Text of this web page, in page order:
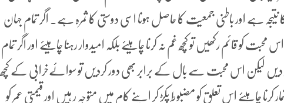
ہے اور باطنی جمعیت کا حاصل ہونا اسی دوستی کا ثمرہ ہے۔ اگر تمام جہان
کو قائم رکھیں تو کچھ غم نہ کرنا چاہیئے بلکہ امیدوار رہنا چاہیئے اور اگر تمام
کر دیں لیکن اس محبت سے بال کے برابر بھی دور کردیں تو سوائےخرابی کے کچھ
کرنا چاہیئے اس تعلق کو مضبوط پکڑ کر اپنے کام میں متوجہ ر ہیں اور قیمتی عمر کو